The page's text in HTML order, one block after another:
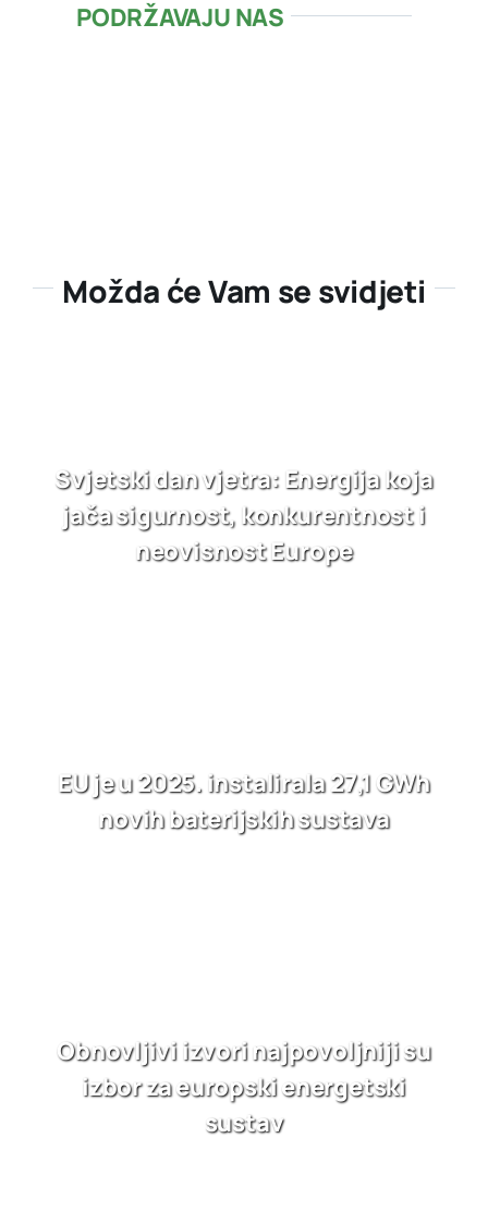
PODRŽAVAJU NAS
Možda će Vam se svidjeti
Svjetski dan vjetra: Energija koja
jača sigurnost, konkurentnost i
neovisnost Europe
EU je u 2025. instalirala 27,1 GWh
novih baterijskih sustava
Obnovljivi izvori najpovoljniji su
izbor za europski energetski
sustav